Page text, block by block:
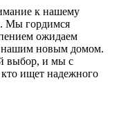
к нашему
Мы гордимся
ожидаем
нашим новым домом.
выбор, и мы с
ищет надежного